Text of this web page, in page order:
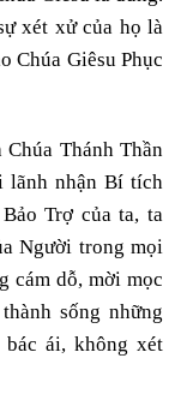
xét xử của họ là
Chúa Giêsu Phục
Thánh Thần
lãnh nhận Bí tích
Trợ của ta, ta
Người trong mọi
cám dỗ, mời mọc
sống những
bác ái, không xét